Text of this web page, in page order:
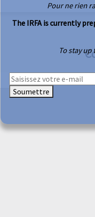
Pour ne rien
The IRFA is currently
To stay
Soumettre